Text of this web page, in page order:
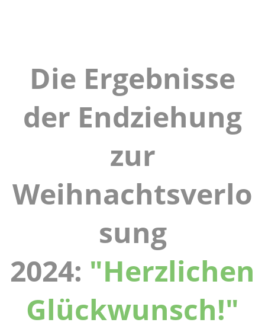
Die Ergebnisse
der Endziehung
zur
Weihnachtsverlo
sung
2024: "Herzlichen
Glückwunsch!"